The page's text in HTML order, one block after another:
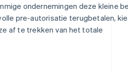
ondernemingen deze kleine
pre-autorisatie terugbetalen,
af te trekken van het totale